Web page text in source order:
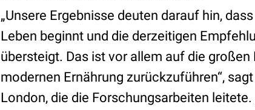
„Unsere Ergebnisse deuten darauf hin,
Leben beginnt und die derzeitigen
übersteigt. Das ist vor allem auf die
modernen Ernährung zurückzuführen“,
London, die die Forschungsarbeiten